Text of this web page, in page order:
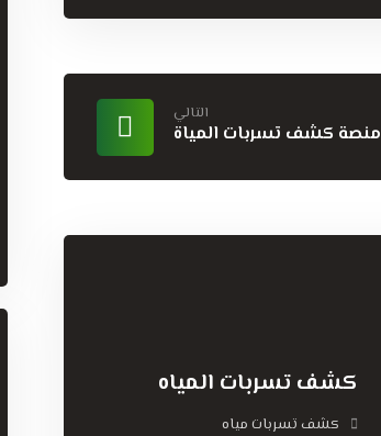
التالي
منصة كشف تسربات المياة
كشف تسربات المياه
كشف تسربات مياه